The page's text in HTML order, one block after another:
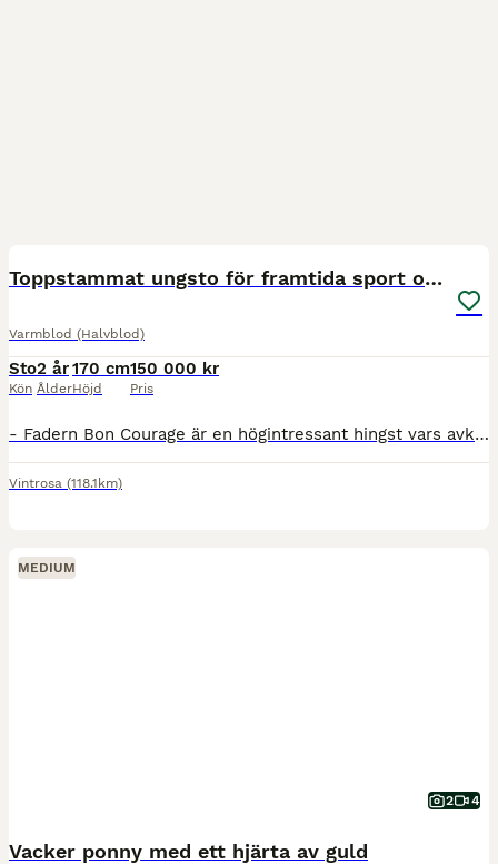
Toppstammat ungsto för framtida sport och avel!
Varmblod (Halvblod)
Sto
Kön
2 år
Ålder
170 cm
Höjd
150 000 kr
Pris
- Fadern Bon Courage är en högintressant hingst vars avkommor redan syns på den internationella scenen. Själv kombinerar han avelsarbete och sport med stora framgångar. Mödernet är ett av Danmarks st
Vintrosa (118.1km)
MEDIUM
2 4
Vacker ponny med ett hjärta av guld